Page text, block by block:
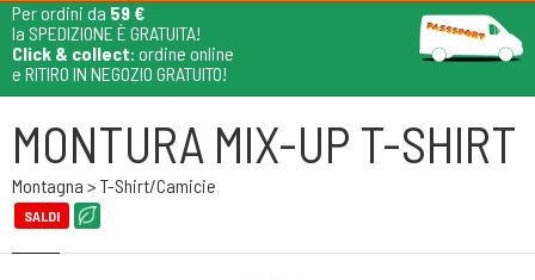
Per ordini da 59 €
la SPEDIZIONE È GRATUITA!
Click & collect: ordine online
e RITIRO IN NEGOZIO GRATUITO!
MONTURA MIX-UP T-SHIRT
Montagna > T-Shirt/camicie
SALDI